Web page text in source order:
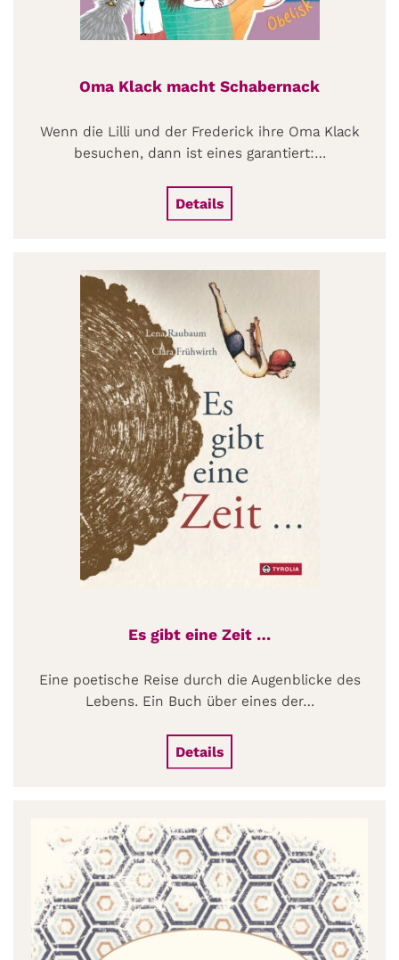
Oma Klack macht Schabernack
Wenn die Lilli und der Frederick ihre Oma Klack
besuchen, dann ist eines garantiert:…
Details
Es gibt eine Zeit …
Eine poetische Reise durch die Augenblicke des
Lebens. Ein Buch über eines der…
Details